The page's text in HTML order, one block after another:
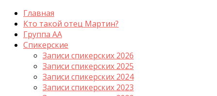
Главная
Кто такой отец Мартин?
Группа АА
Спикерские
Записи спикерских 2026
Записи спикерских 2025
Записи спикерских 2024
Записи спикерских 2023